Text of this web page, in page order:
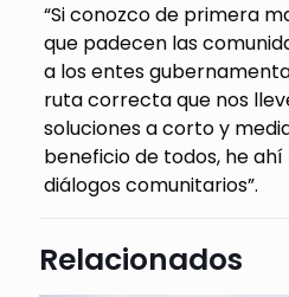
“Si conozco de primera
que padecen las
a los entes
ruta correcta que nos
soluciones a corto y
beneficio de todos, he
diálogos comunitarios”.
Relacionados